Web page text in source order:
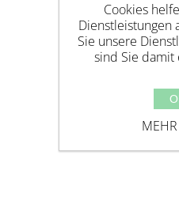
SQUISHY
Cookies
Dienstleistungen
Sie unsere
sind Sie damit